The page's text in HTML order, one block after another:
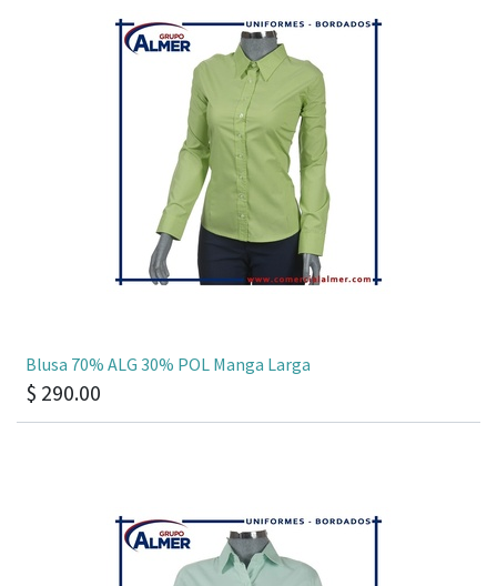
Blusa 70% ALG 30% POL Manga Larga
$ 290.00